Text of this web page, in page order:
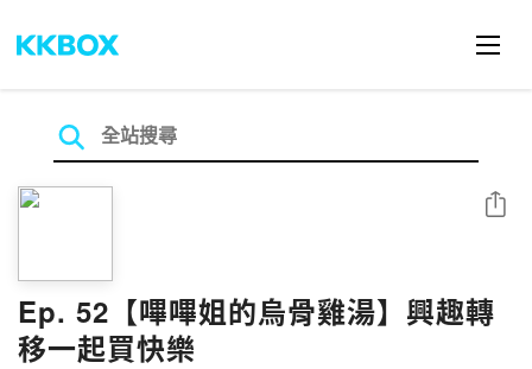
Ep. 52【嗶嗶姐的烏骨雞湯】興趣轉
移一起買快樂
分享